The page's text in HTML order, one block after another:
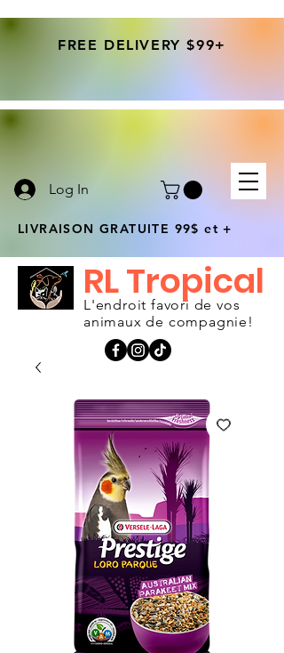
Log In
LIVRAISON GRATUITE 99$ et +
L'endroit favori de vos
animaux de compagnie!
RL Tropical
FREE DELIVERY $99+